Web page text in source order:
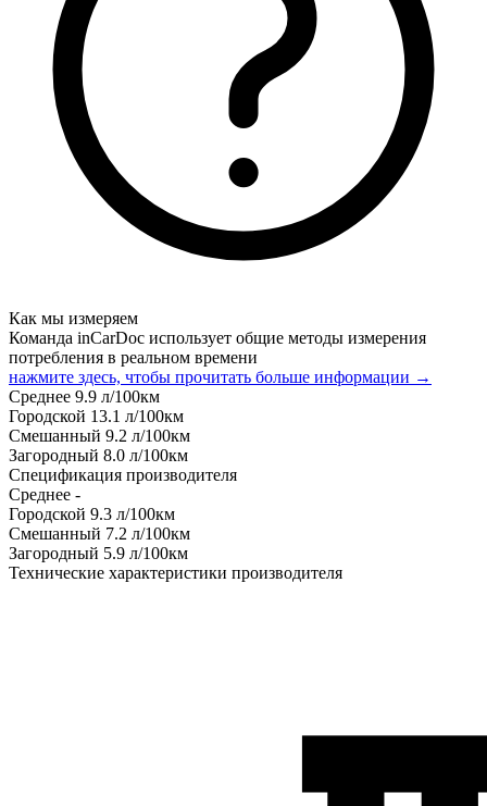
Как мы измеряем
Команда inCarDoc использует общие методы измерения
потребления в реальном времени
нажмите здесь, чтобы прочитать больше информации →
Среднее 9.9 л/100км
Городской 13.1 л/100км
Смешанный 9.2 л/100км
Загородный 8.0 л/100км
Спецификация производителя
Среднее -
Городской 9.3 л/100км
Смешанный 7.2 л/100км
Загородный 5.9 л/100км
Технические характеристики производителя